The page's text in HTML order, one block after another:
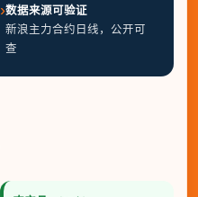
›数据来源可验证
新浪主力合约日线，公开可
查